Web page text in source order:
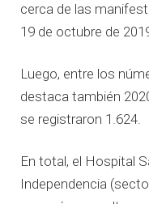
cerca de las
19 de octubre de
Luego, entre los
destaca también
se registraron 1.624.
En total, el Hospital
Independencia